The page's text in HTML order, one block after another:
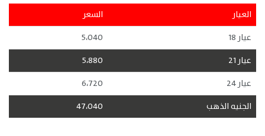
العيار
السعر
عيار 18
5،040
عيار 21
5،880
عيار 24
6،720
الجنيه الذهب
47،040